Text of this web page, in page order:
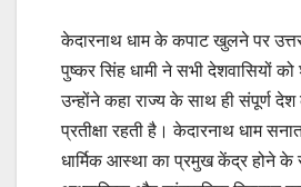
केदारनाथ धाम के कपाट खुलने पर
पुष्कर सिंह धामी ने सभी देशवासियों को
उन्होंने कहा राज्य के साथ ही संपूर्ण
प्रतीक्षा रहती है। केदारनाथ धाम
धार्मिक आस्था का प्रमुख केंद्र होने के